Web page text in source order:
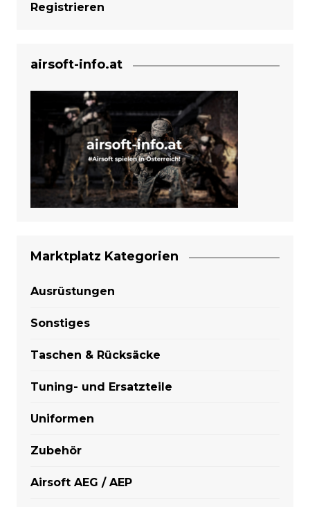
Registrieren
airsoft-info.at
Marktplatz Kategorien
Ausrüstungen
Sonstiges
Taschen & Rücksäcke
Tuning- und Ersatzteile
Uniformen
Zubehör
Airsoft AEG / AEP